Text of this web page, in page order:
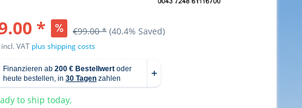
* €99.00 * (40.4% Saved)
VAT plus shipping costs
to ship today,